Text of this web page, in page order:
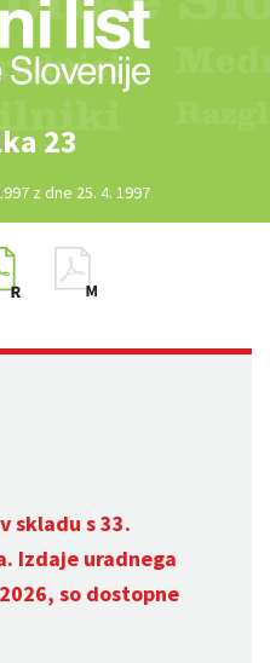
23
z dne 25. 4. 1997
skladu s 33.
Izdaje uradnega
so dostopne